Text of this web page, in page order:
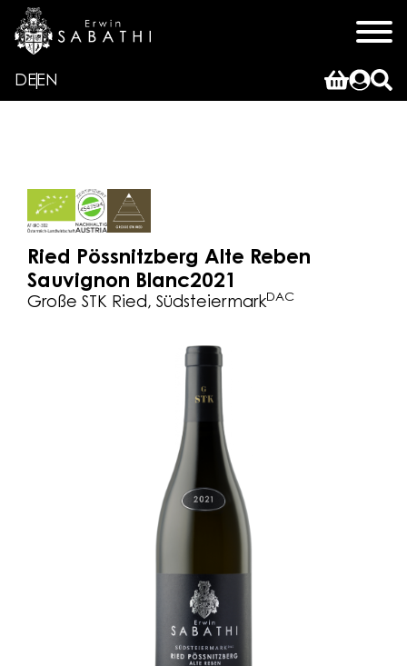
DEEN
Ried Pössnitzberg Alte Reben
Sauvignon Blanc2021
Große STK Ried, SüdsteiermarkDAC